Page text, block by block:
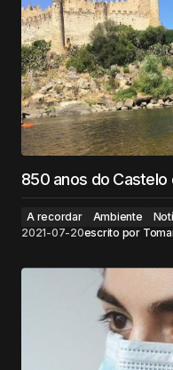
850 anos do Castelo
A recordar Ambiente
2021-07-20escrito por